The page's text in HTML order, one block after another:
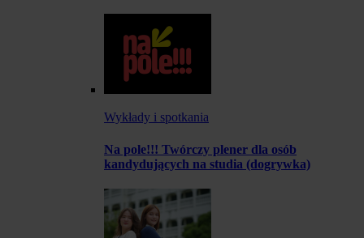
Wykłady i spotkania
Na pole!!! Twórczy plener dla osób
kandydujących na studia (dogrywka)